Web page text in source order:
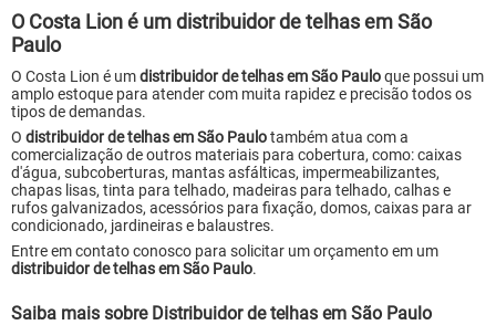
O Costa Lion é um distribuidor de telhas em São
Paulo
O Costa Lion é umdistribuidor de telhas em São Pauloque possui um
amplo estoque para atender com muita rapidez e precisão todos os
tipos de demandas.
O distribuidor de telhas em São Paulotambém atua com a
comercialização de outros materiais para cobertura, como: caixas
d'água, subcoberturas, mantas asfálticas, impermeabilizantes,
chapas lisas, tinta para telhado, madeiras para telhado, calhas e
rufos galvanizados, acessórios para fixação, domos, caixas para ar
condicionado, jardineiras e balaustres.
Entre em contato conosco para solicitar um orçamento em um
distribuidor de telhas em São Paulo.
Saiba mais sobre Distribuidor de telhas em São Paulo